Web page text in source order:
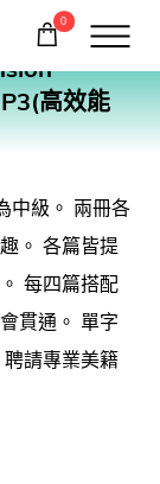
0
購物車
高效能
中級。 兩冊各
。 各篇皆提
每四篇搭配
貫通。 單字
請專業美籍